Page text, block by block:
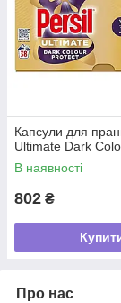
Капсули для
Ultimate Dark
В наявності
802 ₴
Про нас